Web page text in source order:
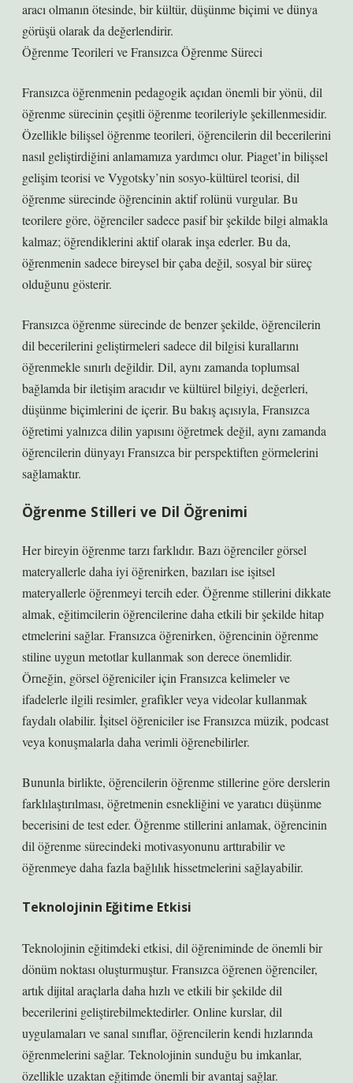
aracı olmanın ötesinde, bir kültür, düşünme biçimi ve dünya
görüşü olarak da değerlendirir.
Öğrenme Teorileri ve Fransızca Öğrenme Süreci
Fransızca öğrenmenin pedagogik açıdan önemli bir yönü, dil
öğrenme sürecinin çeşitli öğrenme teorileriyle şekillenmesidir.
Özellikle bilişsel öğrenme teorileri, öğrencilerin dil becerilerini
nasıl geliştirdiğini anlamamıza yardımcı olur. Piaget’in bilişsel
gelişim teorisi ve Vygotsky’nin sosyo-kültürel teorisi, dil
öğrenme sürecinde öğrencinin aktif rolünü vurgular. Bu
teorilere göre, öğrenciler sadece pasif bir şekilde bilgi almakla
kalmaz; öğrendiklerini aktif olarak inşa ederler. Bu da,
öğrenmenin sadece bireysel bir çaba değil, sosyal bir süreç
olduğunu gösterir.
Fransızca öğrenme sürecinde de benzer şekilde, öğrencilerin
dil becerilerini geliştirmeleri sadece dil bilgisi kurallarını
öğrenmekle sınırlı değildir. Dil, aynı zamanda toplumsal
bağlamda bir iletişim aracıdır ve kültürel bilgiyi, değerleri,
düşünme biçimlerini de içerir. Bu bakış açısıyla, Fransızca
öğretimi yalnızca dilin yapısını öğretmek değil, aynı zamanda
öğrencilerin dünyayı Fransızca bir perspektiften görmelerini
sağlamaktır.
Öğrenme Stilleri ve Dil Öğrenimi
Her bireyin öğrenme tarzı farklıdır. Bazı öğrenciler görsel
materyallerle daha iyi öğrenirken, bazıları ise işitsel
materyallerle öğrenmeyi tercih eder. Öğrenme stillerini dikkate
almak, eğitimcilerin öğrencilerine daha etkili bir şekilde hitap
etmelerini sağlar. Fransızca öğrenirken, öğrencinin öğrenme
stiline uygun metotlar kullanmak son derece önemlidir.
Örneğin, görsel öğreniciler için Fransızca kelimeler ve
ifadelerle ilgili resimler, grafikler veya videolar kullanmak
faydalı olabilir. İşitsel öğreniciler ise Fransızca müzik, podcast
veya konuşmalarla daha verimli öğrenebilirler.
Bununla birlikte, öğrencilerin öğrenme stillerine göre derslerin
farklılaştırılması, öğretmenin esnekliğini ve yaratıcı düşünme
becerisini de test eder. Öğrenme stillerini anlamak, öğrencinin
dil öğrenme sürecindeki motivasyonunu arttırabilir ve
öğrenmeye daha fazla bağlılık hissetmelerini sağlayabilir.
Teknolojinin Eğitime Etkisi
Teknolojinin eğitimdeki etkisi, dil öğreniminde de önemli bir
dönüm noktası oluşturmuştur. Fransızca öğrenen öğrenciler,
artık dijital araçlarla daha hızlı ve etkili bir şekilde dil
becerilerini geliştirebilmektedirler. Online kurslar, dil
uygulamaları ve sanal sınıflar, öğrencilerin kendi hızlarında
öğrenmelerini sağlar. Teknolojinin sunduğu bu imkanlar,
özellikle uzaktan eğitimde önemli bir avantaj sağlar.